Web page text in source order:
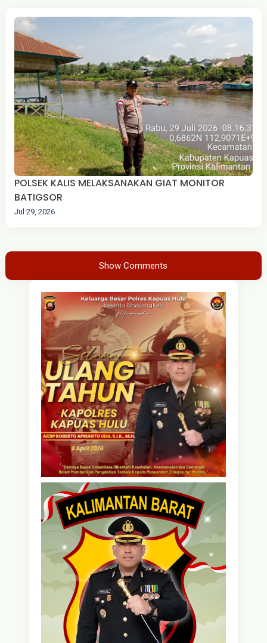
POLSEK KALIS MELAKSANAKAN GIAT MONITOR
BATIGSOR
Jul 29, 2026
Show Comments